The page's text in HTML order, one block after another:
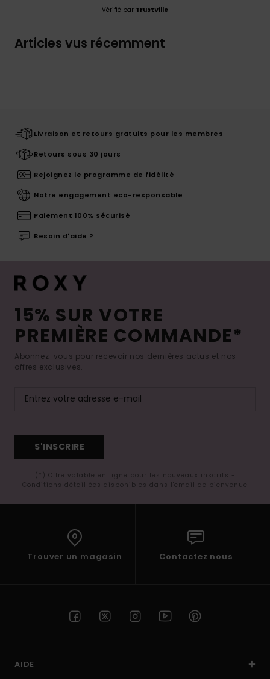
Vérifié par TrustVille
Articles vus récemment
Livraison et retours gratuits pour les membres
Retours sous 30 jours
Rejoignez le programme de fidélité
Notre engagement eco-responsable
Paiement 100% sécurisé
Besoin d'aide ?
15% SUR VOTRE
PREMIÈRE COMMANDE*
Abonnez-vous pour recevoir nos dernières actus et nos
offres exclusives.
S'INSCRIRE
(*) Offre valable en ligne pour les nouveaux inscrits -
Conditions détaillées disponibles dans l'email de bienvenue
Trouver un magasin Contactez nous
AIDE